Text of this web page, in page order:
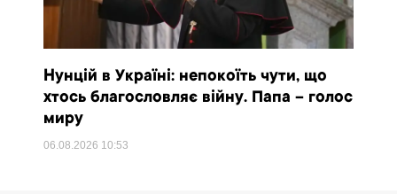
Нунцій в Україні: непокоїть чути, що
хтось благословляє війну. Папа – голос
миру
06.08.2026 10:53